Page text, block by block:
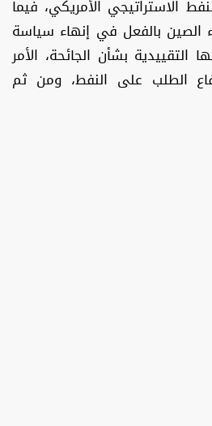
الاستراتيجي الأمريكي، فيما
الصين بالفعل في إنهاء سياسة
بشأن الجائحة، الأمر
الطلب على النفط، ومن ثم